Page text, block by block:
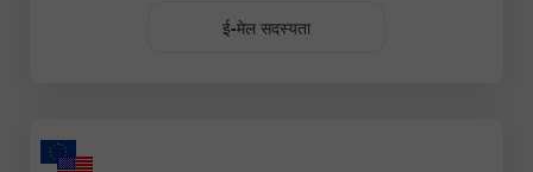
ई-मेल सदस्यता